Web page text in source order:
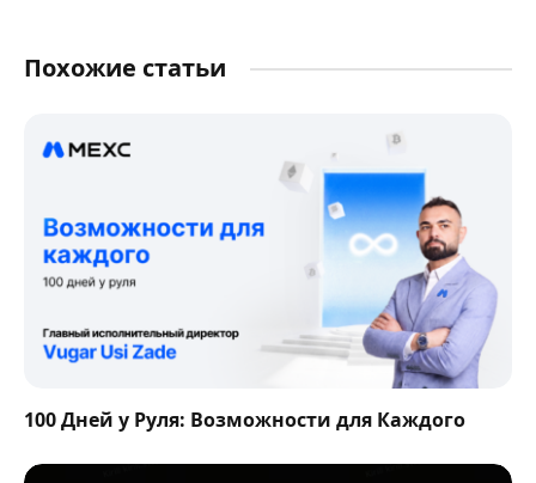
Похожие статьи
100 Дней у Руля: Возможности для Каждого